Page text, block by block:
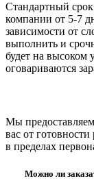
Стандартный
компании от 5-7
зависимости от
выполнить и
будет на высоком
оговариваются
Мы
вас от
в пределах
Можно ли